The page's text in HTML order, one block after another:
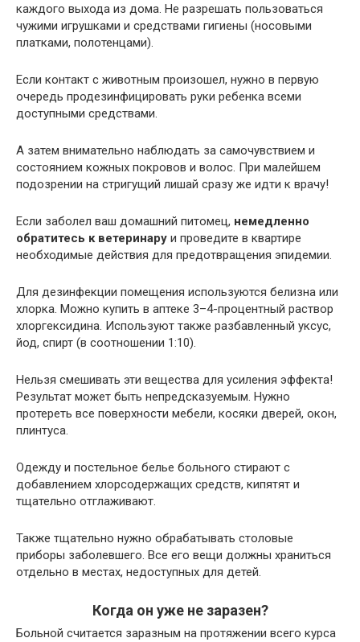
каждого выхода из дома. Не разрешать пользоваться
чужими игрушками и средствами гигиены (носовыми
платками, полотенцами).
Если контакт с животным произошел, нужно в первую
очередь продезинфицировать руки ребенка всеми
доступными средствами.
А затем внимательно наблюдать за самочувствием и
состоянием кожных покровов и волос. При малейшем
подозрении на стригущий лишай сразу же идти к врачу!
Если заболел ваш домашний питомец, немедленно
обратитесь к ветеринару и проведите в квартире
необходимые действия для предотвращения эпидемии.
Для дезинфекции помещения используются белизна или
хлорка. Можно купить в аптеке 3–4-процентный раствор
хлоргексидина. Используют также разбавленный уксус,
йод, спирт (в соотношении 1:10).
Нельзя смешивать эти вещества для усиления эффекта!
Результат может быть непредсказуемым. Нужно
протереть все поверхности мебели, косяки дверей, окон,
плинтуса.
Одежду и постельное белье больного стирают с
добавлением хлорсодержащих средств, кипятят и
тщательно отглаживают.
Также тщательно нужно обрабатывать столовые
приборы заболевшего. Все его вещи должны храниться
отдельно в местах, недоступных для детей.
Когда он уже не заразен?
Больной считается заразным на протяжении всего курса